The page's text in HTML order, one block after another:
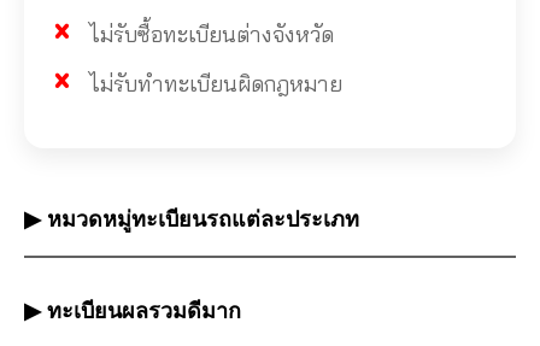
ไม่รับซื้อทะเบียนต่างจังหวัด
ไม่รับทำทะเบียนผิดกฎหมาย
▶ หมวดหมู่ทะเบียนรถแต่ละประเภท
▶ ทะเบียนผลรวมดีมาก